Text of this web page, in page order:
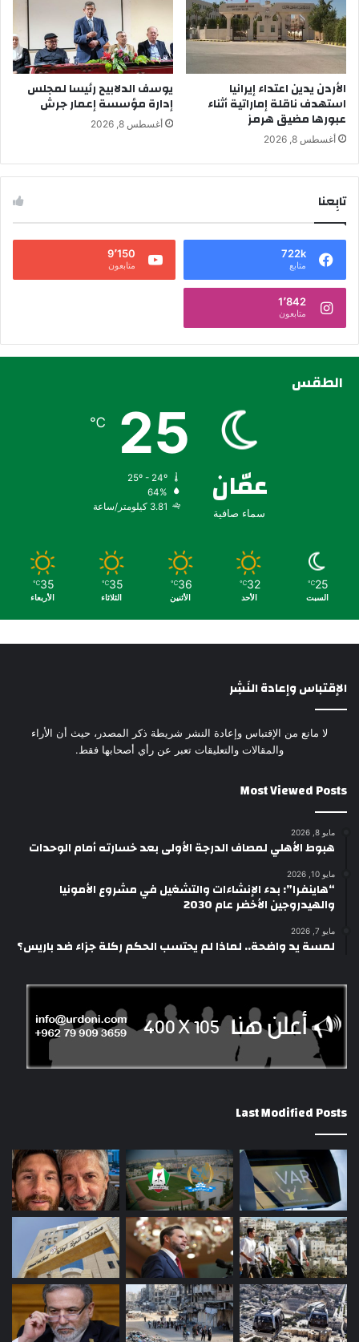
الأردن يدين اعتداء إيرانيا
استهدف ناقلة إماراتية أثناء
عبورها مضيق هرمز
أغسطس 8, 2026
يوسف الدلابيح رئيسا لمجلس
إدارة مؤسسة إعمار جرش
أغسطس 8, 2026
تابِعنا
722k
متابع
9٬150
متابعون
1٬842
متابعون
الطقس
عمّان
سماء صافية
25
℃
64%
3.81 كيلومتر/ساعة
25
℃
السبت
32
℃
الأحد
36
℃
الأثنين
35
℃
الثلاثاء
35
℃
الأربعاء
الإقتباس وإعادة النَشِر
لا مانع من الإقتباس وإعادة النشر شريطة ذكر المصدر، حيث أن الأراء
والمقالات والتعليقات تعبر عن رأي أصحابها فقط.
Most Viewed Posts
مايو 8, 2026
هبوط الأهلي لمصاف الدرجة الأولى بعد خسارته أمام الوحدات
مايو 10, 2026
“هاينفرا”: بدء الإنشاءات والتشغيل في مشروع الأمونيا
والهيدروجين الأخضر عام 2030
مايو 7, 2026
لمسة يد واضحة.. لماذا لم يحتسب الحكم ركلة جزاء ضد باريس؟
Last Modified Posts